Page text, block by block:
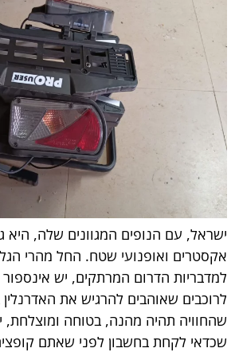
ישראל, עם הנופים המגוונים שלה, היא
אקסטרים ואופנועי שטח. החל מהרי
למדבריות הדרום המרתקים, יש
לרוכבים שאוהבים להרגיש את
שהחוויה תהיה מהנה, בטוחה ומוצלחת,
שכדאי לקחת בחשבון לפני שאתם